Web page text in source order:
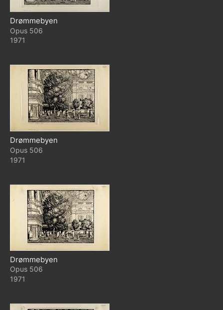
Drømmebyen
506
1971
Drømmebyen
506
1971
Drømmebyen
506
1971